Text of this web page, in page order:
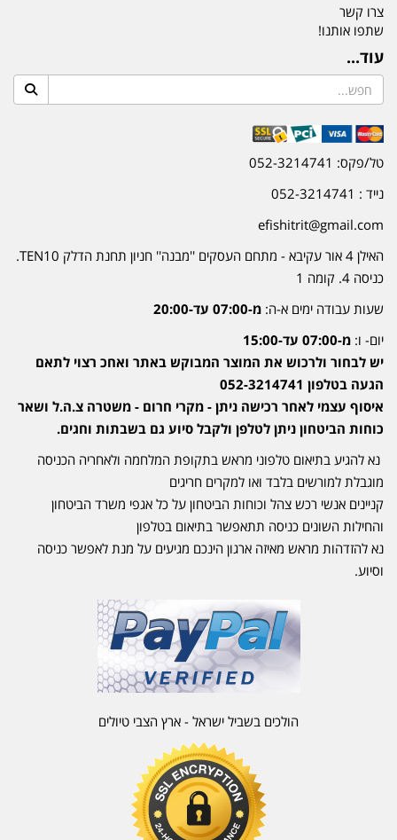
צרו קשר
שתפו אותנו!
עוד...
טל/פקס: 052-3214741
נייד : 052-3214741
efishitrit@gmail.com
האילן 4 אור עקיבא - מתחם העסקים ''מבנה'' חניון תחנת הדלק TEN10.
כניסה 4. קומה 1
שעות עבודה ימים א-ה: מ-07:00 עד-20:00
יום- ו: מ-07:00 עד-15:00
יש לבחור ולרכוש את המוצר המבוקש באתר ואחכ רצוי לתאם
הגעה בטלפון 052-3214741
איסוף עצמי לאחר רכישה ניתן - מקרי חרום - משטרה צ.ה.ל ושאר
כוחות הביטחון ניתן לטלפן ולקבל סיוע גם בשבתות וחגים.
נא להגיע בתיאום טלפוני מראש בתקופת המלחמה ולאחריה הכניסה
מוגבלת למורשים בלבד ואו למקרים חריגים
קניינים אנשי רכש צהל וכוחות הביטחון על כל אגפי משרד הביטחון
והחילות השונים כניסה תתאפשר בתיאום בטלפון
נא להזדהות מראש מאיזה ארגון הינכם מגיעים על מנת לאפשר כניסה
וסיוע.
הולכים בשביל ישראל - ארץ הצבי טיולים